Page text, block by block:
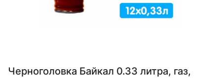
Черноголовка Байкал 0.33 литра, газ,